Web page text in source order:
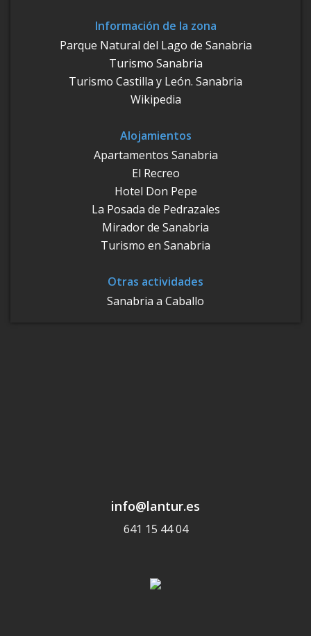
Información de la zona
Parque Natural del Lago de Sanabria
Turismo Sanabria
Turismo Castilla y León. Sanabria
Wikipedia
Alojamientos
Apartamentos Sanabria
El Recreo
Hotel Don Pepe
La Posada de Pedrazales
Mirador de Sanabria
Turismo en Sanabria
Otras actividades
Sanabria a Caballo
info@lantur.es
641 15 44 04